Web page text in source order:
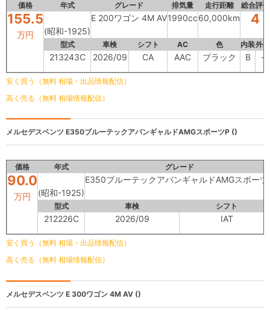
価格 年式 グレード 排気量 走行距離 総合評価
155.5
万円 (昭和-1925)
E 200ワゴン 4M AV1990cc60,000km 4
型式 車検 シフト AC 色 内装外装
213243C 2026/09 CA AAC ブラック B -
安く買う（無料 相場・出品情報配信）
高く売る（無料 相場情報配信）
メルセデスベンツ E350ブルーテックアバンギャルドAMGスポーツP ()
価格 年式 グレード
90.0
万円 (昭和-1925)
E350ブルーテックアバンギャルドAMGスポーツ
型式 車検 シフト
212226C 2026/09 IAT
安く買う（無料 相場・出品情報配信）
高く売る（無料 相場情報配信）
メルセデスベンツ E 300ワゴン 4M AV ()